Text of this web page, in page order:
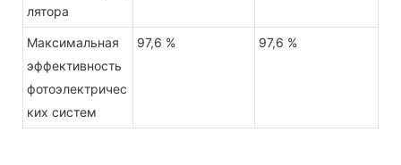
лятора
Максимальная
эффективность
фотоэлектричес
ких систем
97,6 % 97,6 %